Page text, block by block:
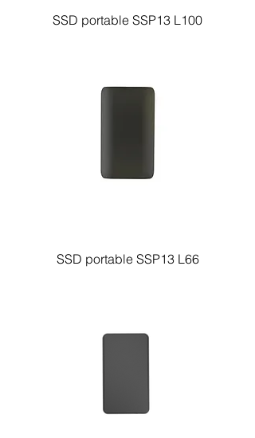
SSD portable SSP13 L100
SSD portable SSP13 L66